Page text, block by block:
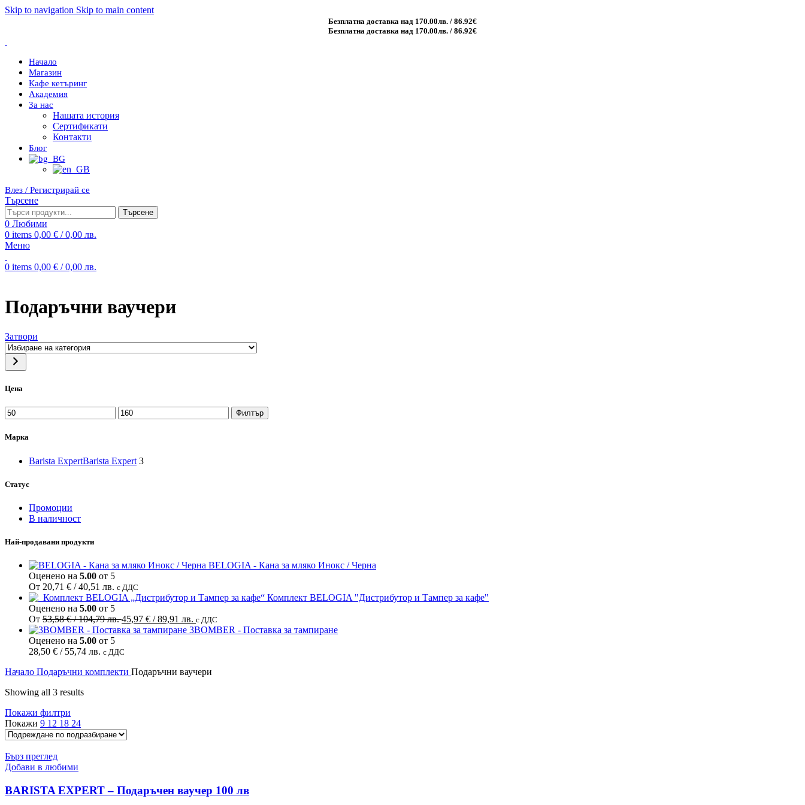
Skip to navigation Skip to main content
Безплатна доставка над 170.00лв. / 86.92€
Безплатна доставка над 170.00лв. / 86.92€
Начало
Магазин
Кафе кетъринг
Академия
За нас
Нашата история
Сертификати
Контакти
Блог
Влез / Регистрирай се
Търсене
Търсене
0 Любими
0 items 0,00 € / 0,00 лв.
Меню
0 items 0,00 € / 0,00 лв.
Подаръчни ваучери
Затвори
Избиране
на
категория
Цена
Минимална
цена
Максимална
цена
Филтър
Марка
Barista ExpertBarista Expert 3
Статус
Промоции
В наличност
Най-продавани продукти
BELOGIA - Кана за мляко Инокс / Черна
Оценено на 5.00 от 5
От 20,71 € / 40,51 лв. с ДДС
Комплект BELOGIA "Дистрибутор и Тампер за кафе"
Оценено на 5.00 от 5
От 53,58€/ 104,79 лв.Original
price
53,58 €
104,79 лв..
45,97 € / 89,91 лв. Текущата
цена
89,91 лв..
с ДДС
3BOMBER - Поставка за тампиране
Оценено на 5.00 от 5
28,50 € / 55,74 лв. с ДДС
Начало Подаръчни комплекти Подаръчни ваучери
Showing all 3 results
Покажи филтри
Покажи 9 12 18 24
Бърз преглед
Добави в любими
BARISTA EXPERT – Подаръчен ваучер 100 лв